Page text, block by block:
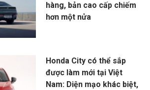
hàng, bản cao cấp chiếm
hơn một nửa
Honda City có thể sắp
được làm mới tại Việt
Nam: Diện mạo khác biệt,